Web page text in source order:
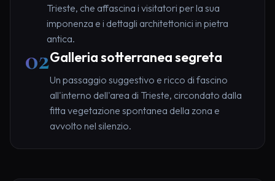
Trieste, che affascina i visitatori per la sua
imponenza e i dettagli architettonici in pietra
antica.
02Galleria sotterranea segreta
Un passaggio suggestivo e ricco di fascino
all'interno dell'area di Trieste, circondato dalla
fitta vegetazione spontanea della zona e
avvolto nel silenzio.